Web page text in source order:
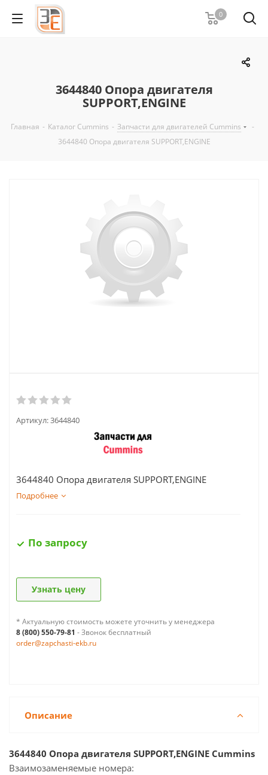
0
3644840 Опора двигателя
SUPPORT,ENGINE
Главная - Каталог Cummins - Запчасти для двигателей Cummins
-
3644840 Опора двигателя SUPPORT,ENGINE
Артикул:3644840
3644840 Опора двигателя SUPPORT,ENGINE
Подробнее
По запросу
Узнать цену
* Актуальную стоимость можете уточнить у менеджера
8 (800) 550-79-81 - Звонок бесплатный
order@zapchasti-ekb.ru
Описание
3644840 Опора двигателя SUPPORT,ENGINE Cummins
Взаимозаменяемые номера: